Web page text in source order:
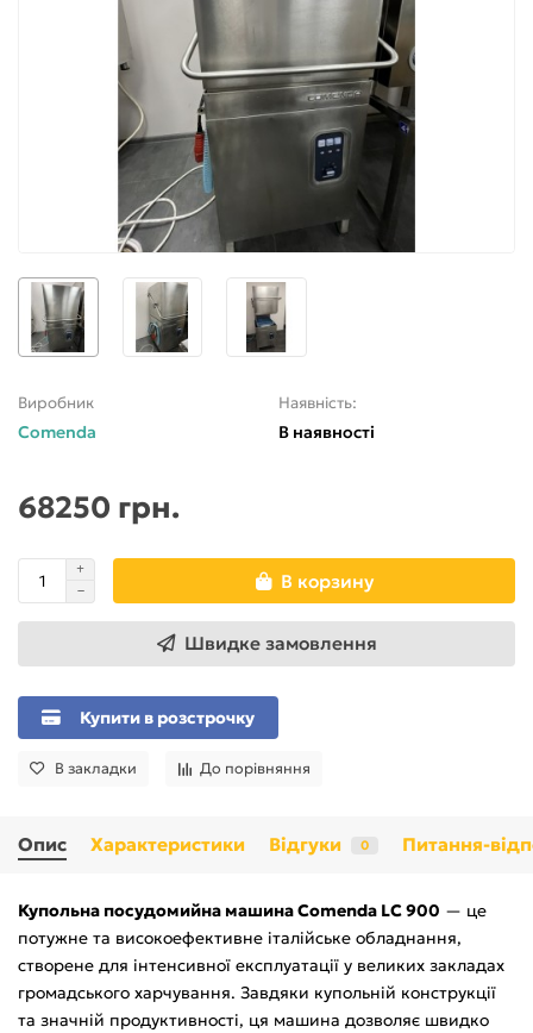
Виробник
Comenda
Наявність:
В наявності
68250 грн.
В корзину
Швидке замовлення
Купити в розстрочку
В закладки До порівняння
Опис Характеристики Відгуки 0 Питання-
Купольна посудомийна машина Comenda LC 900 — це
потужне та високоефективне італійське обладнання,
створене для інтенсивної експлуатації у великих закладах
громадського харчування. Завдяки купольній конструкції
та значній продуктивності, ця машина дозволяє швидко